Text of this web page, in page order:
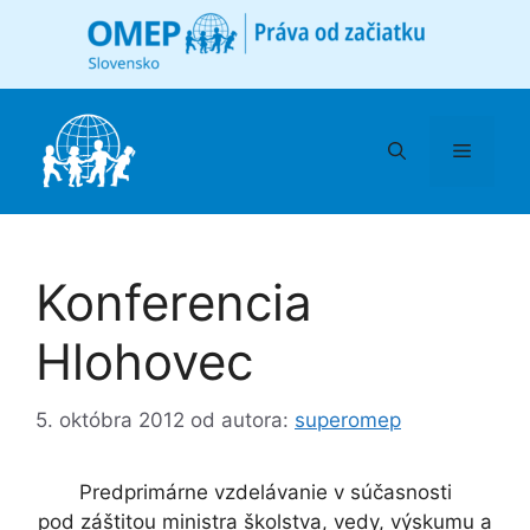
Menu
Konferencia
Hlohovec
5. októbra 2012 od autora: superomep
Predprimárne vzdelávanie v súčasnosti
pod záštitou ministra školstva, vedy, výskumu a